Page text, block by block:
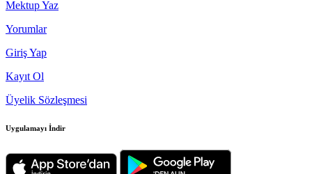
Mektup Yaz
Yorumlar
Giriş Yap
Kayıt Ol
Üyelik Sözleşmesi
Uygulamayı İndir